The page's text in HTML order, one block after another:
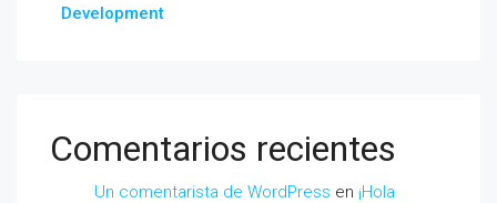
Development
Comentarios recientes
Un comentarista de WordPress en ¡Hola